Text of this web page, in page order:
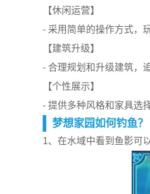
【休闲运营】
- 采用简单的操作方式，
【建筑升级】
- 合理规划和升级建筑，
【个性展示】
- 提供多种风格和家具选
梦想家园如何钓鱼？
1、在水域中看到鱼影可